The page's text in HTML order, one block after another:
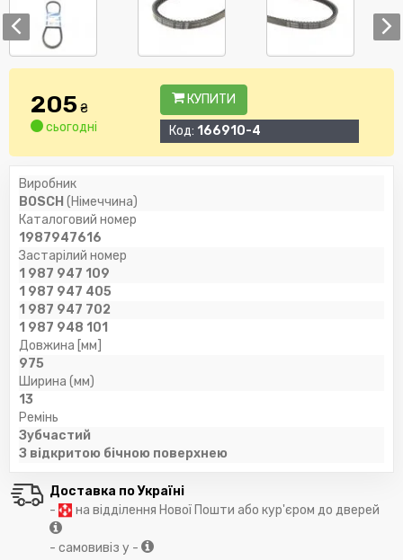
205₴
сьогодні
КУПИТИ
Код: 166910-4
Виробник
BOSCH (Німеччина)
Каталоговий номер
1987947616
Застарілий номер
1 987 947 109
1 987 947 405
1 987 947 702
1 987 948 101
Довжина [мм]
975
Ширина (мм)
13
Ремінь
Зубчастий
З відкритою бічною поверхнею
Доставка по Україні
-
на відділення Нової Пошти або кур'єром до дверей
- самовивіз у -